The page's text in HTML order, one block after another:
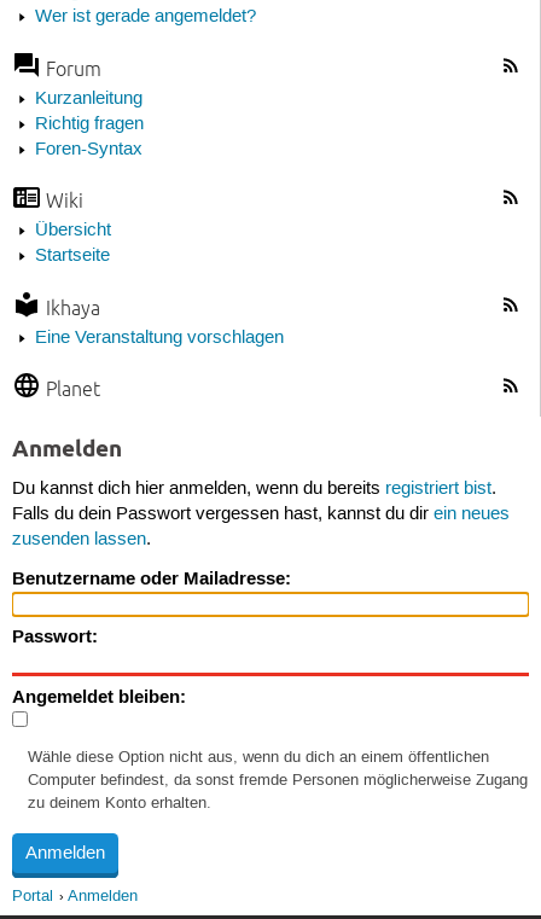
Wer ist gerade angemeldet?
Forum
Kurzanleitung
Richtig fragen
Foren-Syntax
Wiki
Übersicht
Startseite
Ikhaya
Eine Veranstaltung vorschlagen
Planet
Anmelden
Du kannst dich hier anmelden, wenn du bereits registriert bist.
Falls du dein Passwort vergessen hast, kannst du dir ein neues
zusenden lassen.
Benutzername oder Mailadresse:
Passwort:
Angemeldet bleiben:
Wähle diese Option nicht aus, wenn du dich an einem öffentlichen
Computer befindest, da sonst fremde Personen möglicherweise Zugang
zu deinem Konto erhalten.
Portal Anmelden